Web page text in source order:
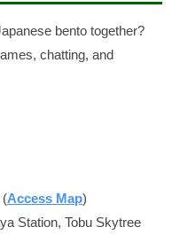
bento together?
chatting, and
(Access Map)
Station, Tobu Skytree